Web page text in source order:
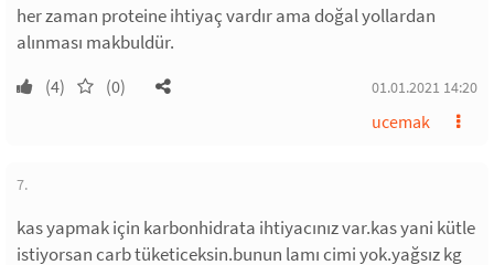
her zaman proteine ihtiyaç vardır ama doğal yollardan
alınması makbuldür.
(4) (0) 01.01.2021 14:20
ucemak
7.
kas yapmak için karbonhidrata ihtiyacınız var.kas yani kütle
istiyorsan carb tüketiceksin.bunun lamı cimi yok.yağsız kg